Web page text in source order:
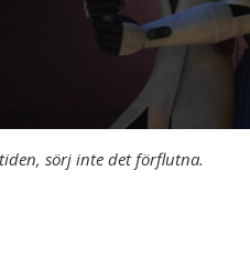
sörj inte det förflutna.